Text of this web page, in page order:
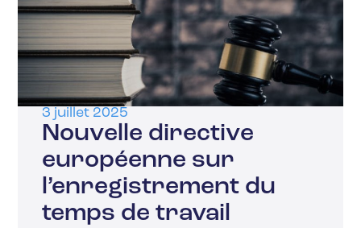
3 juillet 2025
Nouvelle directive
européenne sur
l’enregistrement du
temps de travail